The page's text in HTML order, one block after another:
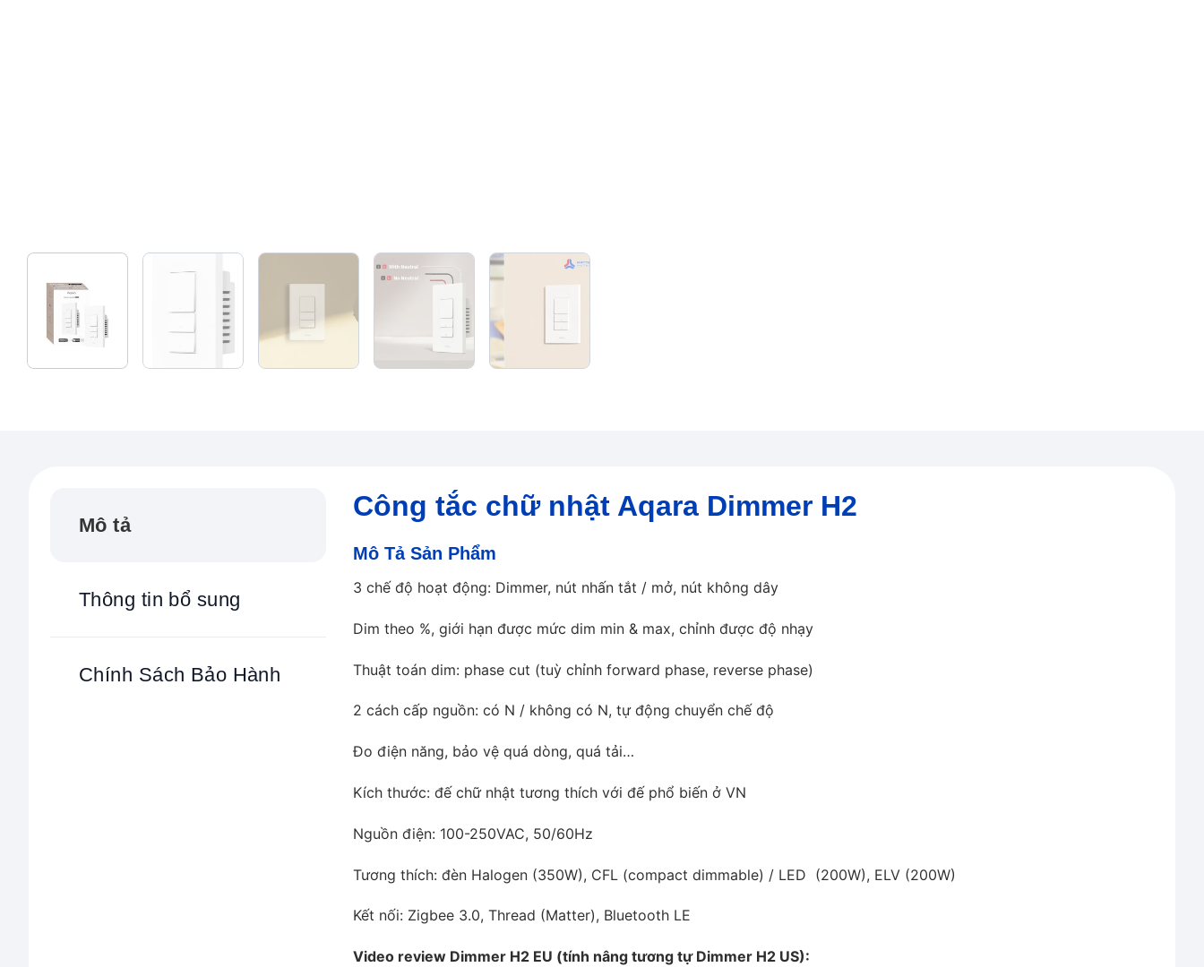
Mô tả
Thông tin bổ sung
Chính Sách Bảo Hành
Công tắc chữ nhật Aqara Dimmer H2
Mô Tả Sản Phẩm
3 chế độ hoạt động: Dimmer, nút nhấn tắt / mở, nút không dây
Dim theo %, giới hạn được mức dim min & max, chỉnh được độ nhạy
Thuật toán dim: phase cut (tuỳ chỉnh forward phase, reverse phase)
2 cách cấp nguồn: có N / không có N, tự động chuyển chế độ
Đo điện năng, bảo vệ quá dòng, quá tải…
Kích thước: đế chữ nhật tương thích với đế phổ biến ở VN
Nguồn điện: 100-250VAC, 50/60Hz
Tương thích: đèn Halogen (350W), CFL (compact dimmable) / LED (200W), ELV (200W)
Kết nối: Zigbee 3.0, Thread (Matter), Bluetooth LE
Video review Dimmer H2 EU (tính nâng tương tự Dimmer H2 US):